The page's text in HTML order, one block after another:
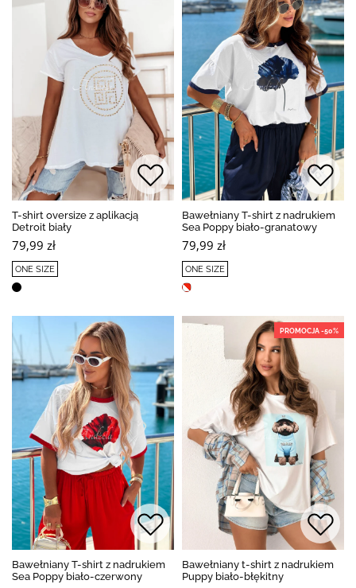
T-shirt oversize z aplikacją
Detroit biały
79,99 zł
ONE SIZE
Bawełniany T-shirt z nadrukiem
Sea Poppy biało-granatowy
79,99 zł
ONE SIZE
Bawełniany T-shirt z nadrukiem
Sea Poppy biało-czerwony
PROMOCJA -50%
Bawełniany t-shirt z nadrukiem
Puppy biało-błękitny